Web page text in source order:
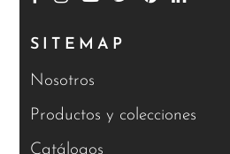
SITEMAP
Nosotros
Productos y colecciones
Catálogos